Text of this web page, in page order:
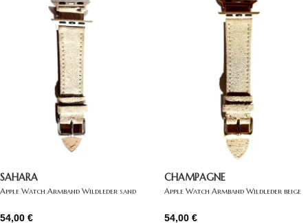
SAHARA
Apple Watch Armband Wildleder sand
54,00 €
CHAMPAGNE
Apple Watch Armband Wildleder beige
54,00 €